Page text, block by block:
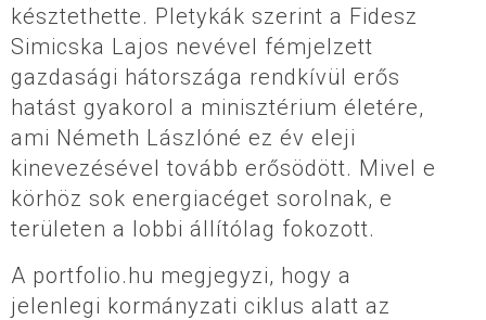
késztethette. Pletykák szerint a Fidesz
Simicska Lajos nevével fémjelzett
gazdasági hátországa rendkívül erős
hatást gyakorol a minisztérium életére,
ami Németh Lászlóné ez év eleji
kinevezésével tovább erősödött. Mivel e
körhöz sok energiacéget sorolnak, e
területen a lobbi állítólag fokozott.
A portfolio.hu megjegyzi, hogy a
jelenlegi kormányzati ciklus alatt az